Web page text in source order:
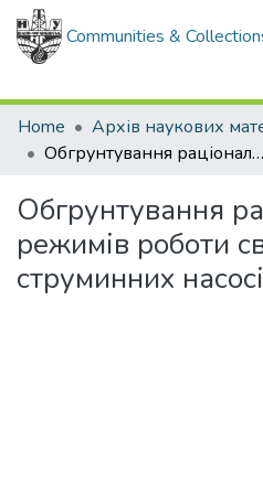
Communities &
Home
Обгрунтування раціональних режимів роботи свердловинних струминних насосів
Обгрунтування
режимів роботи
струминних